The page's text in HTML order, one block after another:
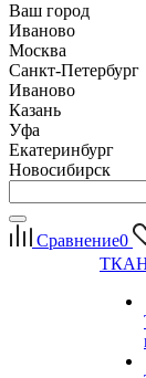
Ваш город
Иваново
Москва
Санкт-Петербург
Иваново
Казань
Уфа
Екатеринбург
Новосибирск
Сравнение0